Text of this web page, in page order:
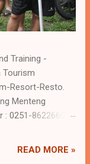
Training -
Tourism
Resort-Resto.
: 0251-86226600
saat Anda
terlupakan di 5G
READ MORE »